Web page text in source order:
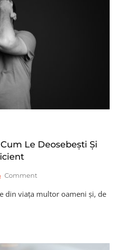
Le Deosebești Și
CommentOn
Și
Și
din viața multor oameni și, de